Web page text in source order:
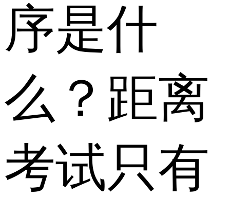
序是什
么？距离
考试只有